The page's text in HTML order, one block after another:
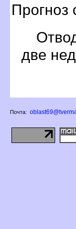
Прогноз
две
Почта: